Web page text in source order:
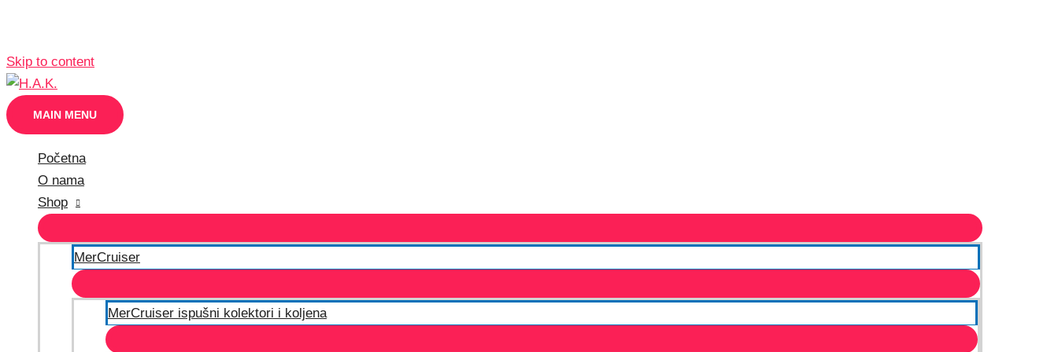
Skip to content
MAIN MENU
Početna
O nama
Shop
MerCruiser
MerCruiser ispušni kolektori i koljena